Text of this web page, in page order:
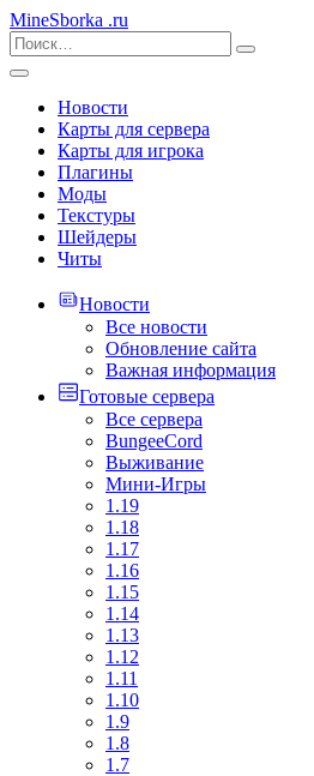
MineSborka .ru
Новости
Карты для сервера
Карты для игрока
Плагины
Моды
Текстуры
Шейдеры
Читы
Новости
Все новости
Обновление сайта
Важная информация
Готовые сервера
Все сервера
BungeeCord
Выживание
Мини-Игры
1.19
1.18
1.17
1.16
1.15
1.14
1.13
1.12
1.11
1.10
1.9
1.8
1.7